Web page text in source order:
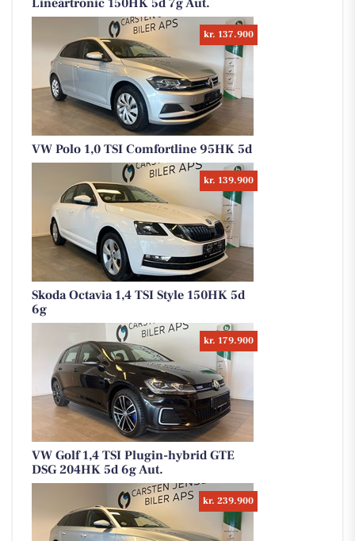
Lineartronic 150HK 5d 7g Aut.
kr. 137.900
VW Polo 1,0 TSI Comfortline 95HK 5d
kr. 139.900
Skoda Octavia 1,4 TSI Style 150HK 5d
6g
kr. 179.900
VW Golf 1,4 TSI Plugin-hybrid GTE
DSG 204HK 5d 6g Aut.
kr. 239.900